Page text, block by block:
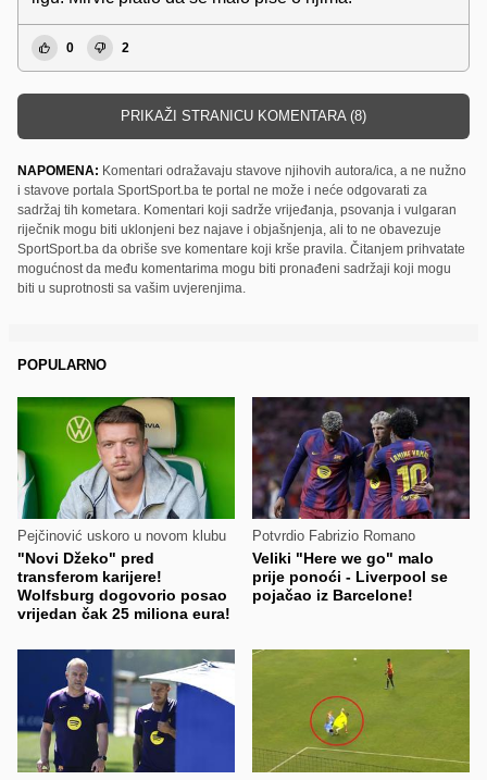
0 2
PRIKAŽI STRANICU KOMENTARA (8)
NAPOMENA: Komentari odražavaju stavove njihovih autora/ica, a ne nužno
i stavove portala SportSport.ba te portal ne može i neće odgovarati za
sadržaj tih kometara. Komentari koji sadrže vrijeđanja, psovanja i vulgaran
riječnik mogu biti uklonjeni bez najave i objašnjenja, ali to ne obavezuje
SportSport.ba da obriše sve komentare koji krše pravila. Čitanjem prihvatate
mogućnost da među komentarima mogu biti pronađeni sadržaji koji mogu
biti u suprotnosti sa vašim uvjerenjima.
POPULARNO
Pejčinović uskoro u novom klubu
"Novi Džeko" pred
transferom karijere!
Wolfsburg dogovorio posao
vrijedan čak 25 miliona eura!
Potvrdio Fabrizio Romano
Veliki "Here we go" malo
prije ponoći - Liverpool se
pojačao iz Barcelone!